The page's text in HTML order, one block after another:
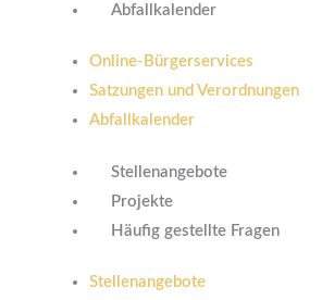
Abfallkalender
Online-Bürgerservices
Satzungen und Verordnungen
Abfallkalender
Stellenangebote
Projekte
Häufig gestellte Fragen
Stellenangebote